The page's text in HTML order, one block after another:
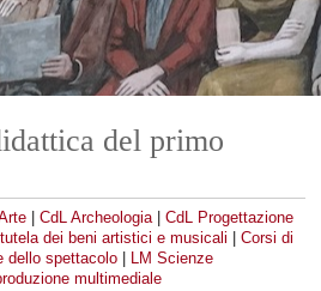
del primo
CdL Archeologia
CdL Progettazione
dei beni artistici e musicali
Corsi di
dello spettacolo
LM Scienze
multimediale